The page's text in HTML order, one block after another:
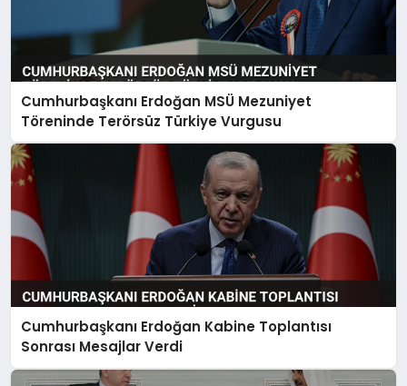
Cumhurbaşkanı Erdoğan MSÜ Mezuniyet
Töreninde Terörsüz Türkiye Vurgusu
Cumhurbaşkanı Erdoğan Kabine Toplantısı
Sonrası Mesajlar Verdi